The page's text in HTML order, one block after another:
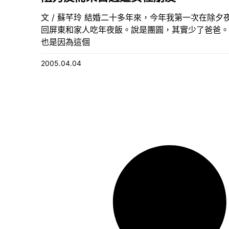
文 / 蘇芊玲 結婚二十多年來，今年我第一次在除夕
回屏東和家人吃年夜飯。說是團圓，其實少了爸爸。
也是因為這個
2005.04.04